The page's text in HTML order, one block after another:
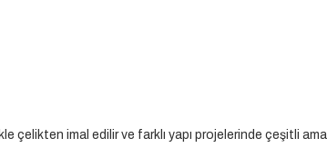
çelikten imal edilir ve farklı yapı projelerinde çeşitli